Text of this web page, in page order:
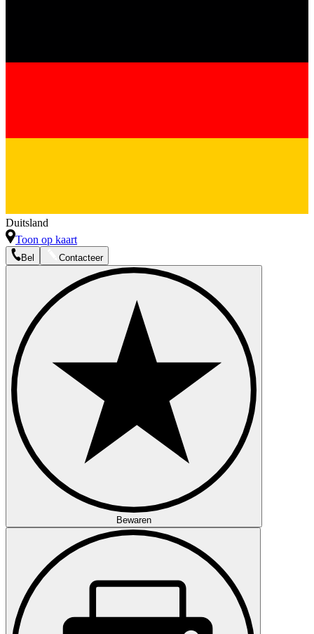
Duitsland
Toon op kaart
Bel Contacteer
Bewaren